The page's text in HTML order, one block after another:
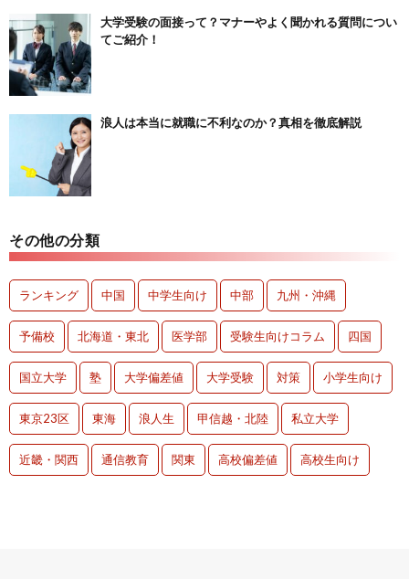
大学受験の面接って？マナーやよく聞かれる質問につい
てご紹介！
浪人は本当に就職に不利なのか？真相を徹底解説
その他の分類
ランキング 中国 中学生向け 中部 九州・沖縄
予備校 北海道・東北 医学部 受験生向けコラム 四国
国立大学 塾 大学偏差値 大学受験 対策 小学生向け
東京23区 東海 浪人生 甲信越・北陸 私立大学
近畿・関西 通信教育 関東 高校偏差値 高校生向け